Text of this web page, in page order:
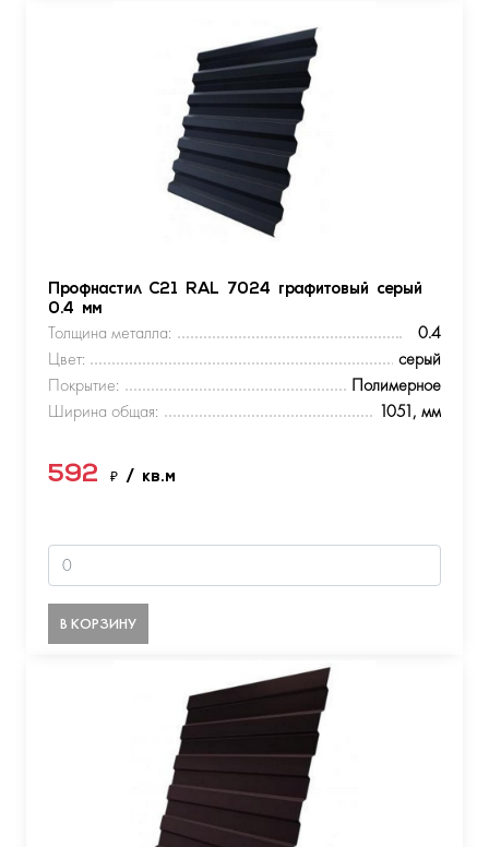
Профнастил С21 RAL 7024 графитовый серый
0.4 мм
Толщина металла:
0.4
Цвет:
серый
Покрытие:
Полимерное
Ширина общая:
1051, мм
592 ₽ / кв.м
В КОРЗИНУ